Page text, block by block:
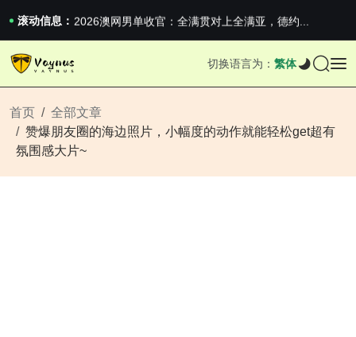
滚动信息： 2026澳网男单收官：全满贯对上全满亚，德约...
《巅峰守卫 Highguard》正式上线，官...
iPhone 16e 发布，苹果你不要太离谱
iPhone 16e 发布，苹果你不要太离谱
切换语言为： 繁体
首页
全部文章
赞爆朋友圈的海边照片，小幅度的动作就能轻松get超有
氛围感大片~